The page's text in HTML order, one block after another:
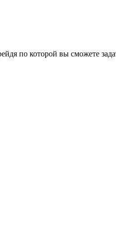
по которой вы сможете